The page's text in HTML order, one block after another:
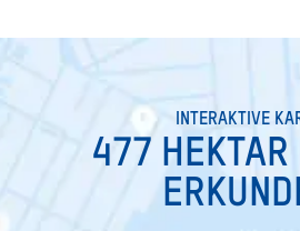
INTERAKTIVE
477 HEKTAR